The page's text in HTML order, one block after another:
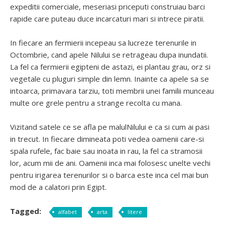
expeditii comerciale, meseriasi priceputi construiau barci
rapide care puteau duce incarcaturi mari si intrece piratii.
In fiecare an fermierii incepeau sa lucreze terenurile in
Octombrie, cand apele Nilului se retrageau dupa inundatii.
La fel ca fermierii egipteni de astazi, ei plantau grau, orz si
vegetale cu pluguri simple din lemn. Inainte ca apele sa se
intoarca, primavara tarziu, toti membrii unei familii munceau
multe ore grele pentru a strange recolta cu mana.
Vizitand satele ce se afla pe malulNilului e ca si cum ai pasi
in trecut. In fiecare dimineata poti vedea oamenii care-si
spala rufele, fac baie sau inoata in rau, la fel ca stramosii
lor, acum mii de ani. Oamenii inca mai folosesc unelte vechi
pentru irigarea terenurilor si o barca este inca cel mai bun
mod de a calatori prin Egipt.
Tagged: alfabet arta litere